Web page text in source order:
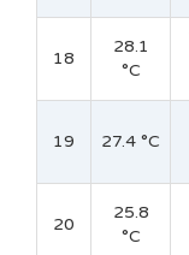
18
28.1
°C
19
27.4 °C
20
25.8
°C